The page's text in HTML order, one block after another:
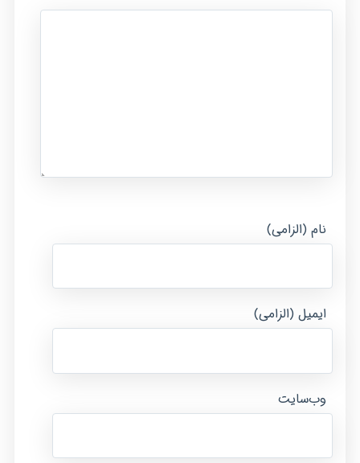
نام (الزامی)
ایمیل (الزامی)
وب‌سایت